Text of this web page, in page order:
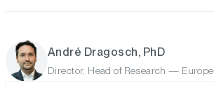
André Dragosch, PhD
Director, Head of Research — Europe